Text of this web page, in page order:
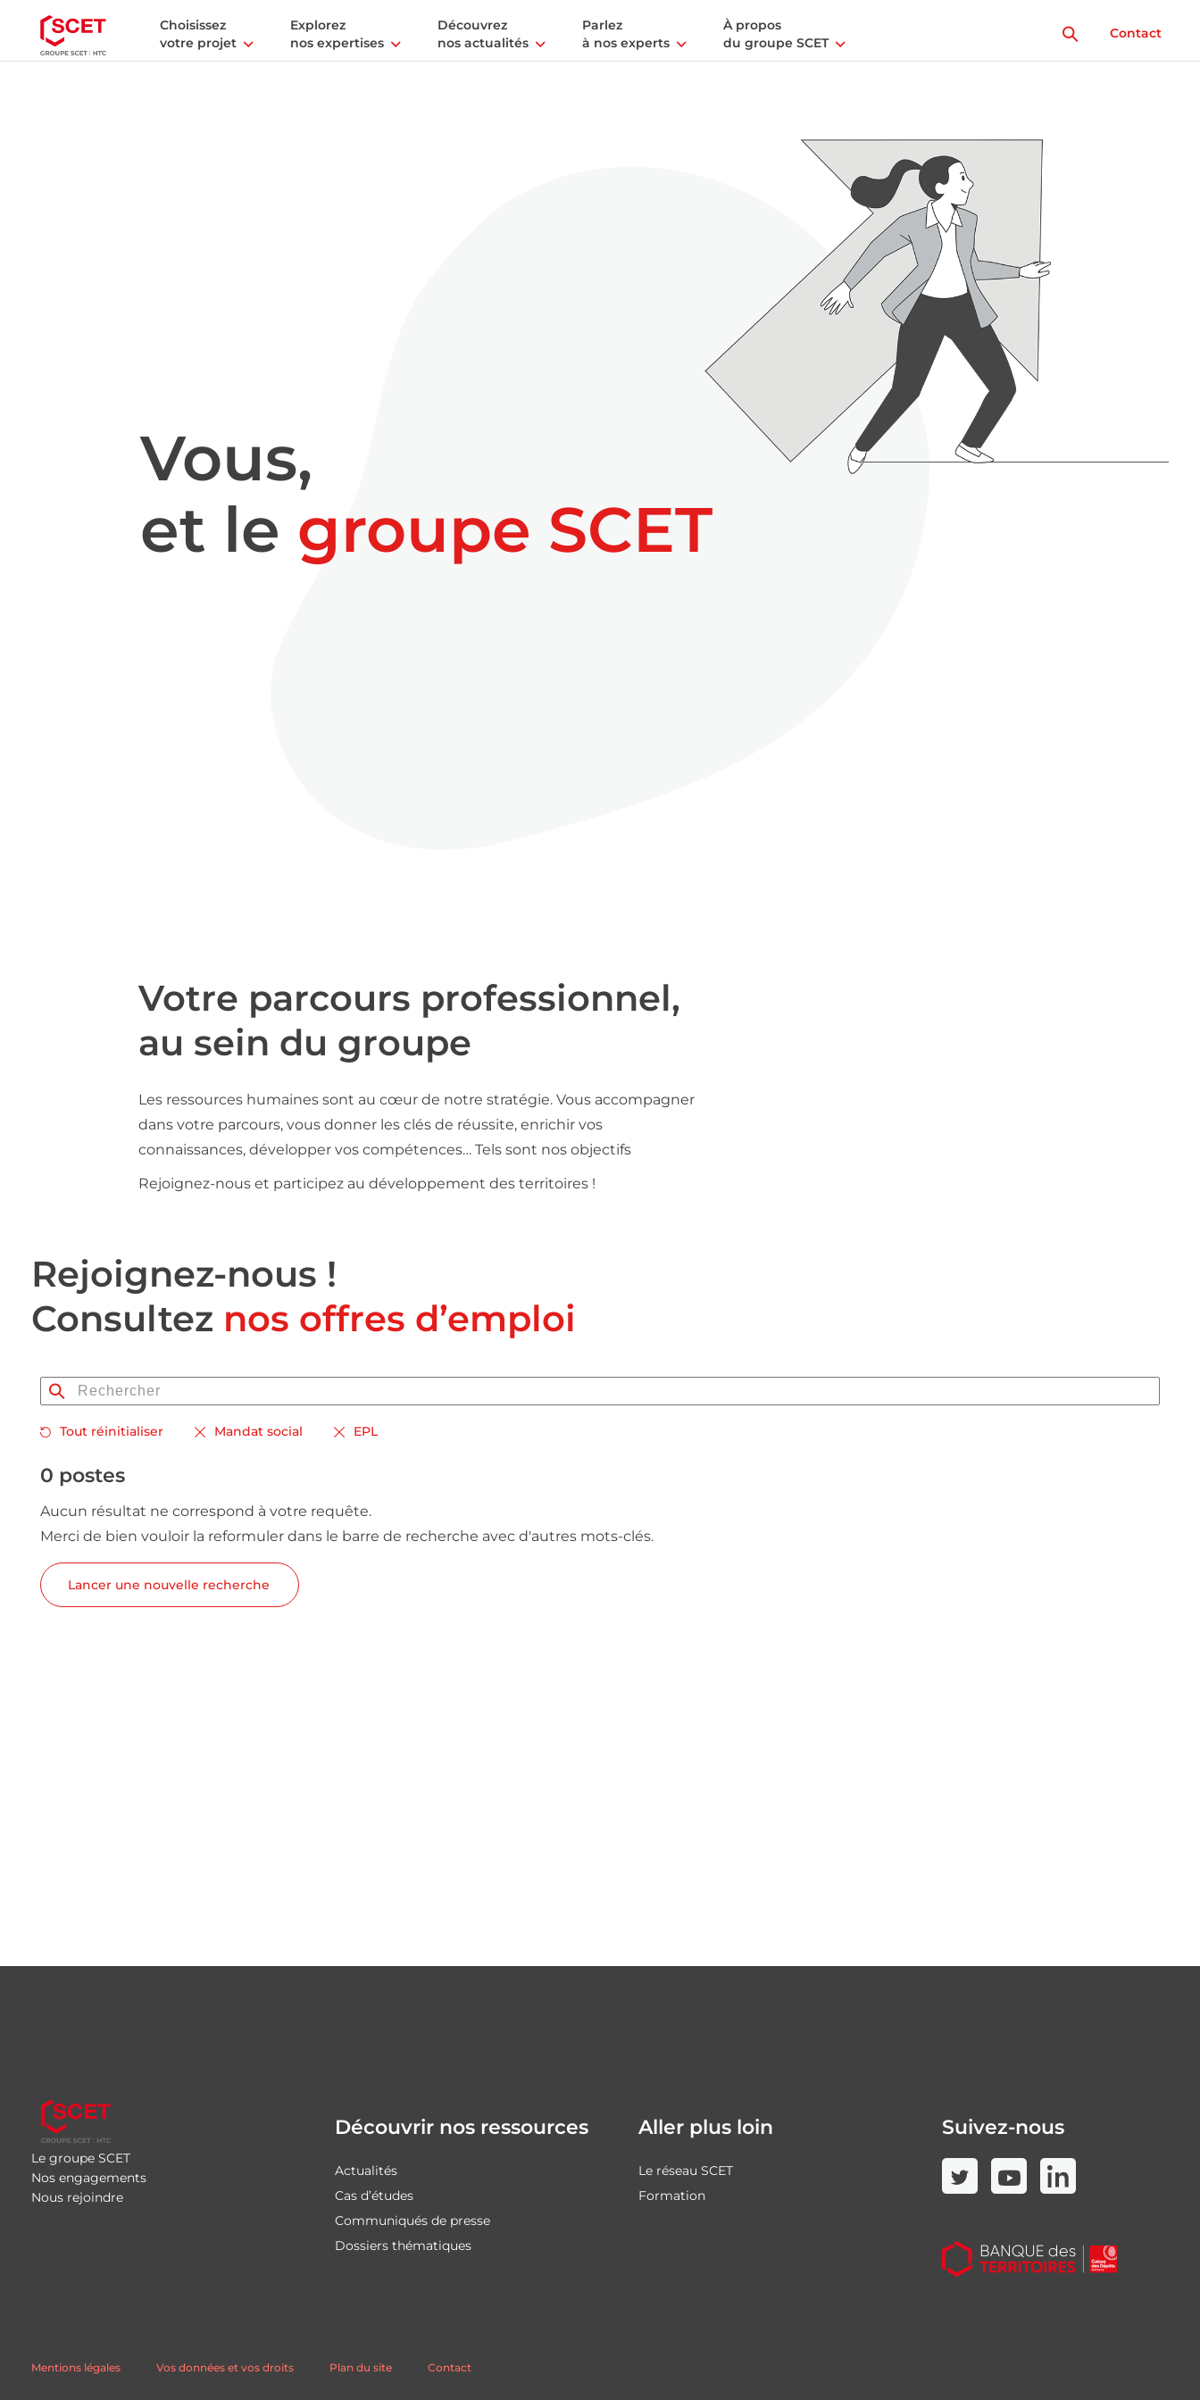
Choisissez
votre projet
Explorez
nos expertises
Découvrez
nos actualités
Parlez
à nos experts
À propos
du groupe SCET
Contact
Vous,
et le groupe SCET
Votre parcours professionnel,
au sein du groupe
Les ressources humaines sont au cœur de notre stratégie. Vous accompagner
dans votre parcours, vous donner les clés de réussite, enrichir vos
connaissances, développer vos compétences… Tels sont nos objectifs
Rejoignez-nous et participez au développement des territoires !
Rejoignez-nous !
Consultez nos offres d’emploi
Tout réinitialiser Mandat social EPL
0 postes
Aucun résultat ne correspond à votre requête.
Merci de bien vouloir la reformuler dans le barre de recherche avec d'autres mots-clés.
Lancer une nouvelle recherche
Le groupe SCET
Nos engagements
Nous rejoindre
Découvrir nos ressources
Actualités
Cas d’études
Communiqués de presse
Dossiers thématiques
Aller plus loin
Le réseau SCET
Formation
Suivez-nous
Mentions légales Vos données et vos droits Plan du site Contact